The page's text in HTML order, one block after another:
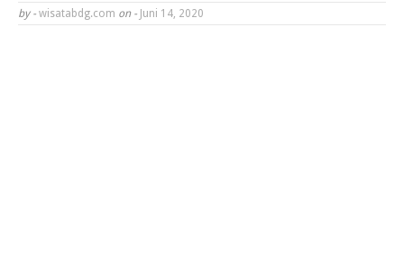
by - wisatabdg.com on - Juni 14, 2020